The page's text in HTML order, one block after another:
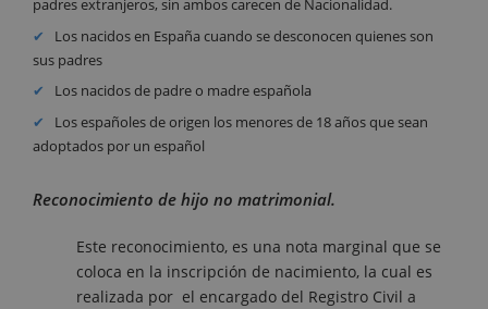
padres extranjeros, sin ambos carecen de Nacionalidad.
Los nacidos en España cuando se desconocen quienes son
sus padres
Los nacidos de padre o madre española
Los españoles de origen los menores de 18 años que sean
adoptados por un español
Reconocimiento de hijo no matrimonial.
Este reconocimiento, es una nota marginal que se
coloca en la inscripción de nacimiento, la cual es
realizada por el encargado del Registro Civil a